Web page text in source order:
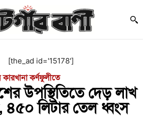
[the_ad id='15178']
কর্ণফুলীতে
উপস্থিতিতে দেড় লাখ
৪৫০ লিটার তেল ধ্বংস